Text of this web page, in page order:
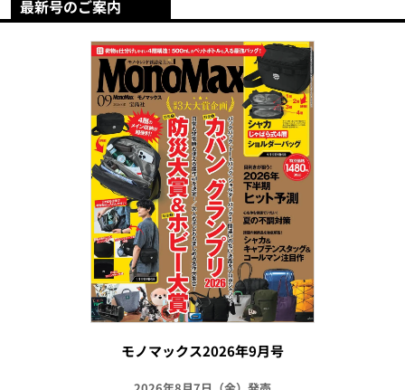
最新号のご案内
モノマックス2026年9月号